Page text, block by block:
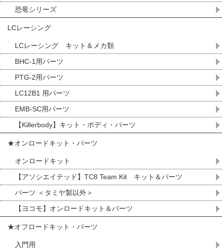
恐竜シリーズ
LCレーシング
LCレーシング キット＆メカ類
BHC-1用パーツ
PTG-2用パーツ
LC12B1 用パーツ
EMB-SC用パーツ
【Killerbody】キット・ボディ・パーツ
★オンロードキット・パーツ
オンロードキット
【アソシエイテッド】TC8 Team Kit キット＆パーツ
パーツ ＜タミヤ製以外＞
【ヨコモ】オンロードキット＆パーツ
★オフロードキット・パーツ
入門用